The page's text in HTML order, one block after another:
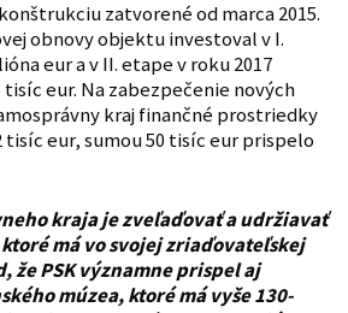
zatvorené od marca 2015.
obnovy objektu investoval v I.
eur a v II. etape v roku 2017
eur. Na zabezpečenie nových
kraj finančné prostriedky
tisíc eur, sumou 50 tisíc eur prispelo
kraja je zveľaďovať a udržiavať
má vo svojej zriaďovateľskej
že PSK významne prispel aj
múzea, ktoré má vyše 130-